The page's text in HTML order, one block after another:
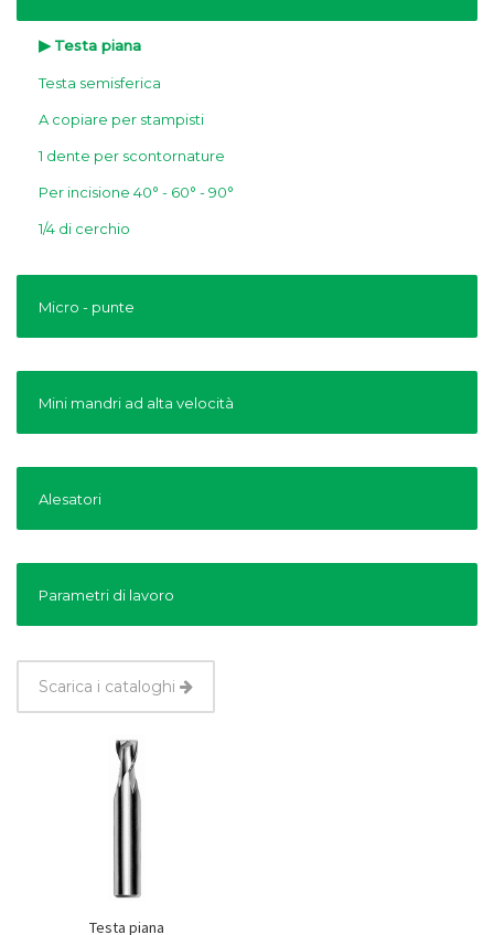
Testa piana
Testa semisferica
A copiare per stampisti
1 dente per scontornature
Per incisione 40° - 60° - 90°
1/4 di cerchio
Micro - punte
Mini mandri ad alta velocità
Alesatori
Parametri di lavoro
Scarica i cataloghi
Testa piana